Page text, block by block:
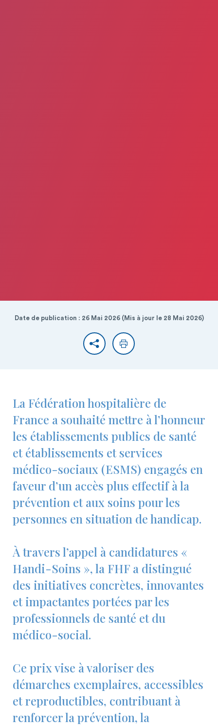
Date de publication : 26 Mai 2026 (Mis à jour le 28 Mai 2026)
PartagerImprimer
La Fédération hospitalière de
France a souhaité mettre à l’honneur
les établissements publics de santé
et établissements et services
médico-sociaux (ESMS) engagés en
faveur d’un accès plus effectif à la
prévention et aux soins pour les
personnes en situation de handicap.
À travers l’appel à candidatures «
Handi-Soins », la FHF a distingué
des initiatives concrètes, innovantes
et impactantes portées par les
professionnels de santé et du
médico-social.
Ce prix vise à valoriser des
démarches exemplaires, accessibles
et reproductibles, contribuant à
renforcer la prévention, la